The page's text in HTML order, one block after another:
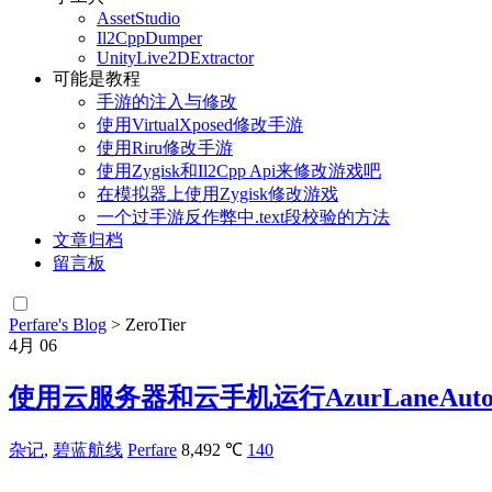
AssetStudio
Il2CppDumper
UnityLive2DExtractor
可能是教程
手游的注入与修改
使用VirtualXposed修改手游
使用Riru修改手游
使用Zygisk和Il2Cpp Api来修改游戏吧
在模拟器上使用Zygisk修改游戏
一个过手游反作弊中.text段校验的方法
文章归档
留言板
Perfare's Blog > ZeroTier
4月 06
使用云服务器和云手机运行
杂记, 碧蓝航线 Perfare 8,492 ℃ 140